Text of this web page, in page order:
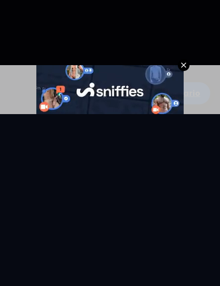
Escribe un comentario